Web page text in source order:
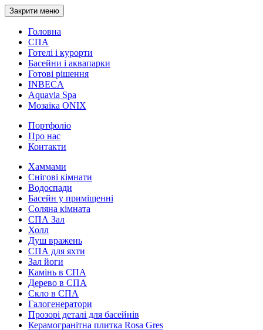
Закрити меню
Головна
СПА
Готелі і курорти
Басейни і аквапарки
Готові рішення
INBECA
Aquavia Spa
Мозаїка ONIX
Портфоліо
Про нас
Контакти
Хаммами
Снігові кімнати
Водоспади
Басейн у приміщенні
Соляна кімната
СПА Зал
Холл
Душ вражень
СПА для яхти
Зал йоги
Камінь в СПА
Дерево в СПА
Скло в СПА
Галогенератори
Прозорі деталі для басейнів
Керамогранітна плитка Rosa Gres